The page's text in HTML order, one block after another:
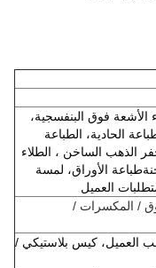
الأشعة فوق البنفسجية،
الحادية، الطباعة
الذهب الساخن ، الطلاء
الأوراق، لمسة
العميل
/ المكسرات /
العميل، كيس بلاستيكي /